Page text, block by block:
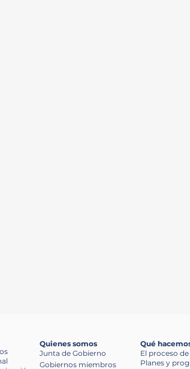
Quienes somos
Junta de Gobierno
Gobiernos miembros
Qué
El proceso
Planes y